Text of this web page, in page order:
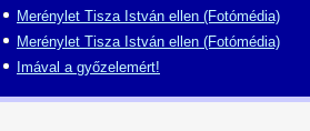
Merénylet Tisza István ellen (Fotómédia)
Merénylet Tisza István ellen (Fotómédia)
Imával a győzelemért!